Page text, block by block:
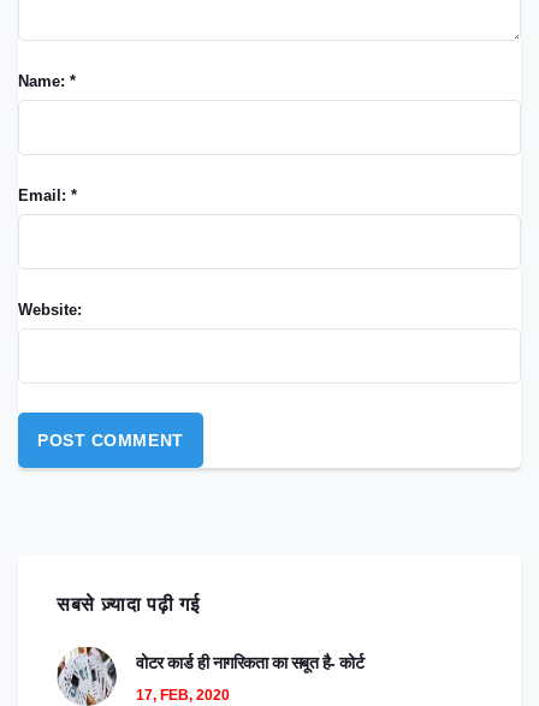
Name: *
Email: *
Website:
सबसे ज़्यादा पढ़ी गई
वोटर कार्ड ही नागरिकता का सबूत है- कोर्ट
17, FEB, 2020